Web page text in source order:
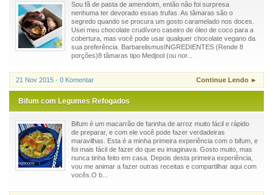
Sou fã de pasta de amendoim, então não foi surpresa
nenhuma ter devorado essas trufas. As tâmaras são o
segredo quando se procura um gosto caramelado nos doces.
Usei meu chocolate crudívoro caseiro de óleo de coco para a
cobertura, mas você pode usar qualquer chocolate vegano da
sua preferência. BarbarelismusINGREDIENTES (Rende 8
porções)8 tâmaras tipo Medjool (ou nor...
21 Nov 2015 - 0 Komentar Continue Lendo ►
Bifum com Legumes Refogados
Bifum é um macarrão de farinha de arroz muito fácil e rápido
de preparar, e com ele você pode fazer verdadeiras
maravilhas. Esta é a minha primeira experiência com o bifum, e
foi mais fácil de fazer do que eu imaginava. Gosto muito, mas
nunca tinha feito em casa. Depois desta primeira experiência,
vou me animar a fazer outras receitas e compartilhar aqui com
vocês.O b...